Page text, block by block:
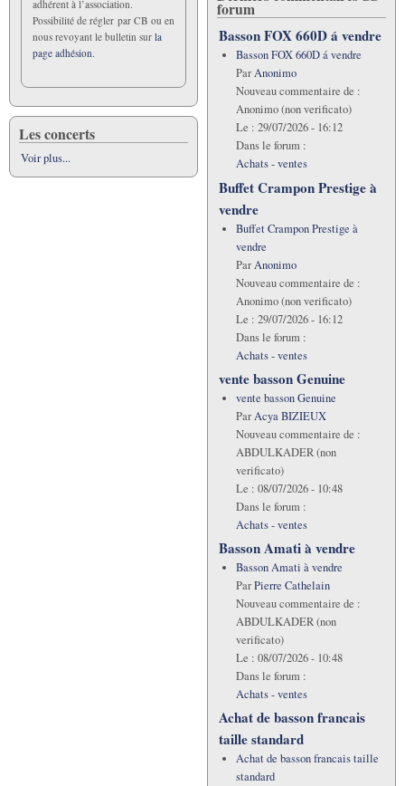
adhérent à l’association.
Possibilité de régler par CB ou en
nous revoyant le bulletin sur la
page adhésion.
Les concerts
Voir plus...
forum
Basson FOX 660D á vendre
Basson FOX 660D á vendre
ParAnonimo
Nouveau commentaire de :
Anonimo (non verificato)
Le : 29/07/2026 - 16:12
Dans le forum :
Achats - ventes
Buffet Crampon Prestige à
vendre
Buffet Crampon Prestige à
vendre
ParAnonimo
Nouveau commentaire de :
Anonimo (non verificato)
Le : 29/07/2026 - 16:12
Dans le forum :
Achats - ventes
vente basson Genuine
vente basson Genuine
ParAcya BIZIEUX
Nouveau commentaire de :
ABDULKADER (non
verificato)
Le : 08/07/2026 - 10:48
Dans le forum :
Achats - ventes
Basson Amati à vendre
Basson Amati à vendre
ParPierre Cathelain
Nouveau commentaire de :
ABDULKADER (non
verificato)
Le : 08/07/2026 - 10:48
Dans le forum :
Achats - ventes
Achat de basson francais
taille standard
Achat de basson francais taille
standard